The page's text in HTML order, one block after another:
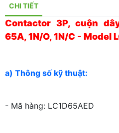
CHI TIẾT
Contactor 3P, cuộn
65A, 1N/O, 1N/C - Model
a) Thông số kỹ thuật:
- Mã hàng: LC1D65AED